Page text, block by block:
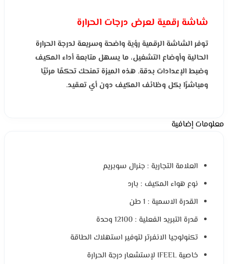
شاشة رقمية لعرض درجات الحرارة
توفر الشاشة الرقمية رؤية واضحة وسريعة لدرجة الحرارة
الحالية وأوضاع التشغيل، ما يسهل متابعة أداء المكيف
وضبط الإعدادات بدقة. هذه الميزة تمنحك تحكمًا مرئيًا
ومباشرًا بكل وظائف المكيف دون أي تعقيد.
معلومات إضافية
العلامة التجارية : جنرال سوبريم
نوع هواء المكيف : بارد
القدرة الاسمية : 1 طن
قدرة التبريد الفعلية : 12100 وحدة
تكنولوجيا الانفرتر لتوفير استهلاك الطاقة
خاصية IFEEL لإستشعار درجة الحرارة